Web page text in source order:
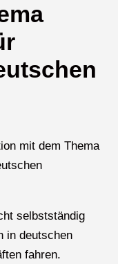
mit dem Thema
selbstständig
in deutschen
fahren.